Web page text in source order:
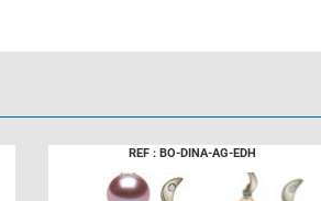
REF : BO-DINA-AG-EDH